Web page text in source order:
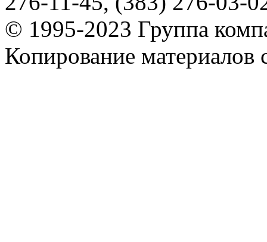
© 1995-2023 Группа
Копирование материалов